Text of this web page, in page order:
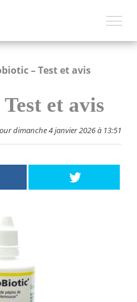
– Test et avis
et avis
dimanche 4 janvier 2026 à 13:51